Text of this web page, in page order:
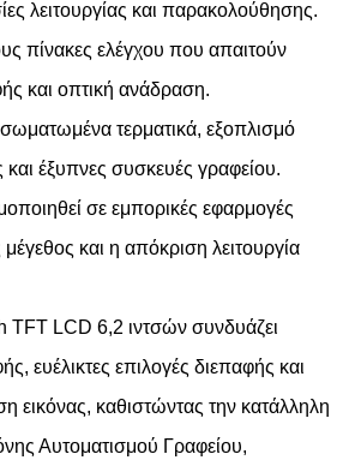
λειτουργίας και παρακολούθησης.
πίνακες ελέγχου που απαιτούν
και οπτική ανάδραση.
τερματικά, εξοπλισμό
έξυπνες συσκευές γραφείου.
σε εμπορικές εφαρμογές
και η απόκριση λειτουργία
TFT LCD 6,2 ιντσών συνδυάζει
ευέλικτες επιλογές διεπαφής και
εικόνας, καθιστώντας την κατάλληλη
Αυτοματισμού Γραφείου,